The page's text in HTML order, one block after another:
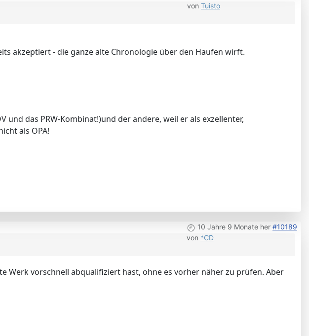
von Tuisto
akzeptiert - die ganze alte Chronologie über den Haufen wirft.
und das PRW-Kombinat!)und der andere, weil er als exzellenter,
als OPA!
10 Jahre 9 Monate her #10189
von *CD
Werk vorschnell abqualifiziert hast, ohne es vorher näher zu prüfen. Aber